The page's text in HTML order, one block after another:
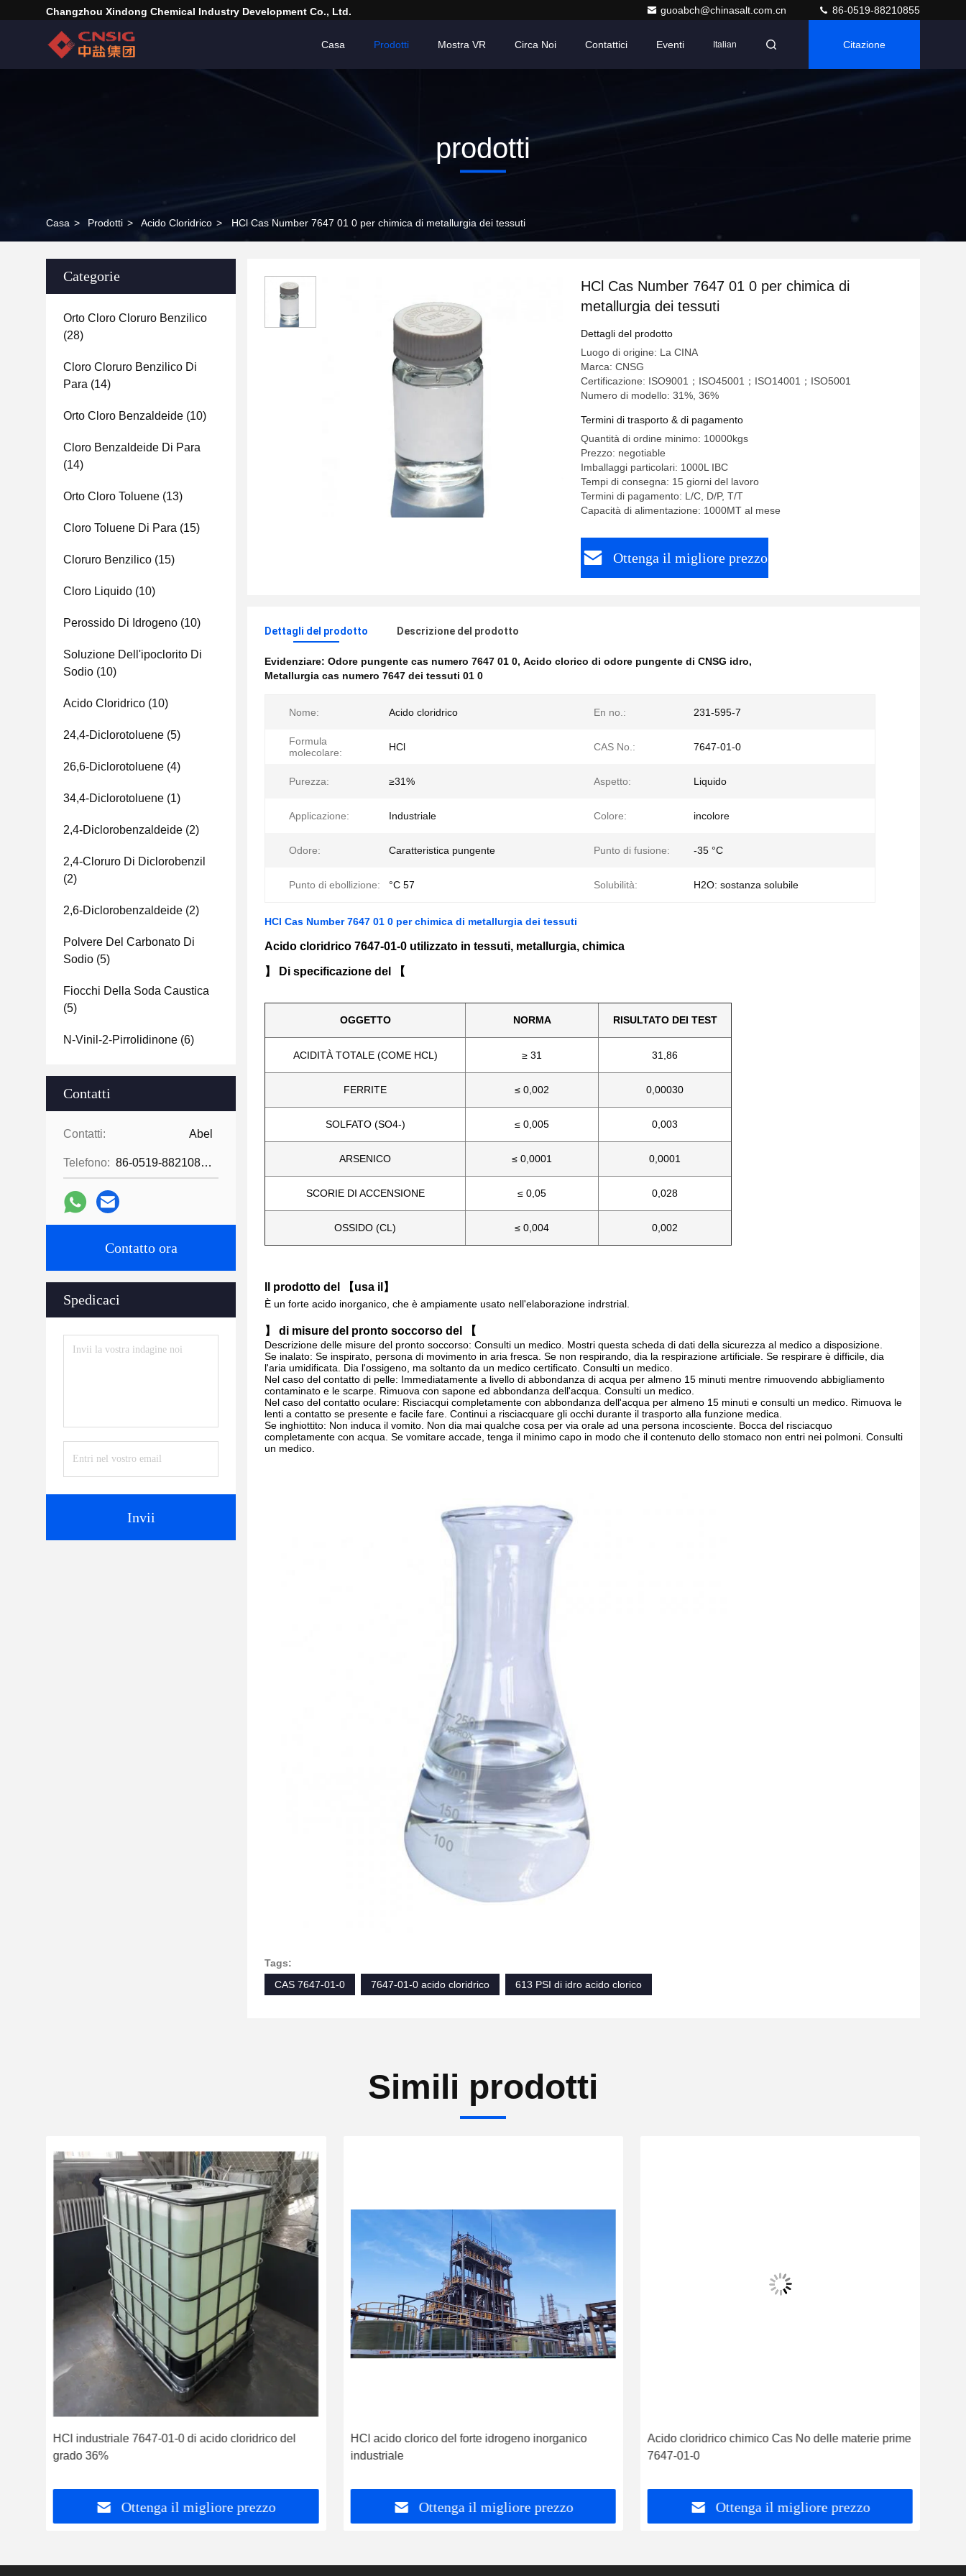
Changzhou Xindong Chemical Industry Development Co., Ltd. guoabch@chinasalt.com.cn 86-0519-88210855
Casa Prodotti Mostra VR Circa Noi Contattici Eventi Italian Citazione
prodotti
Casa > Prodotti > Acido Cloridrico > HCl Cas Number 7647 01 0 per chimica di metallurgia dei tessuti
Categorie
Orto Cloro Cloruro Benzilico
(28)
Cloro Cloruro Benzilico Di
Para (14)
Orto Cloro Benzaldeide (10)
Cloro Benzaldeide Di Para
(14)
Orto Cloro Toluene (13)
Cloro Toluene Di Para (15)
Cloruro Benzilico (15)
Cloro Liquido (10)
Perossido Di Idrogeno (10)
Soluzione Dell'ipoclorito Di
Sodio (10)
Acido Cloridrico (10)
24,4-Diclorotoluene (5)
26,6-Diclorotoluene (4)
34,4-Diclorotoluene (1)
2,4-Diclorobenzaldeide (2)
2,4-Cloruro Di Diclorobenzil
(2)
2,6-Diclorobenzaldeide (2)
Polvere Del Carbonato Di
Sodio (5)
Fiocchi Della Soda Caustica
(5)
N-Vinil-2-Pirrolidinone (6)
Contatti
Contatti: Abel
Telefono: 86-0519-88210855
Contatto ora
Spedicaci
Invii
HCl Cas Number 7647 01 0 per chimica di
metallurgia dei tessuti
Dettagli del prodotto
Luogo di origine: La CINA
Marca: CNSG
Certificazione: ISO9001；ISO45001；ISO14001；ISO5001
Numero di modello: 31%, 36%
Termini di trasporto & di pagamento
Quantità di ordine minimo: 10000kgs
Prezzo: negotiable
Imballaggi particolari: 1000L IBC
Tempi di consegna: 15 giorni del lavoro
Termini di pagamento: L/C, D/P, T/T
Capacità di alimentazione: 1000MT al mese
Ottenga il migliore prezzo
Dettagli del prodotto Descrizione del prodotto
Evidenziare: Odore pungente cas numero 7647 01 0, Acido clorico di odore pungente di CNSG idro,
Metallurgia cas numero 7647 dei tessuti 01 0
Nome: Acido cloridrico En no.: 231-595-7
Formula
molecolare:
HCl CAS No.: 7647-01-0
Purezza: ≥31% Aspetto: Liquido
Applicazione: Industriale Colore: incolore
Odore: Caratteristica pungente Punto di fusione: -35 °C
Punto di ebollizione: °C 57 Solubilità: H2O: sostanza solubile
HCl Cas Number 7647 01 0 per chimica di metallurgia dei tessuti
Acido cloridrico 7647-01-0 utilizzato in tessuti, metallurgia, chimica
】 Di specificazione del 【
OGGETTO NORMA RISULTATO DEI TEST
ACIDITÀ TOTALE (COME HCL) ≥ 31 31,86
FERRITE ≤ 0,002 0,00030
SOLFATO (SO4-) ≤ 0,005 0,003
ARSENICO ≤ 0,0001 0,0001
SCORIE DI ACCENSIONE ≤ 0,05 0,028
OSSIDO (CL) ≤ 0,004 0,002
Il prodotto del 【usa il】
È un forte acido inorganico, che è ampiamente usato nell'elaborazione indrstrial.
】 di misure del pronto soccorso del 【
Descrizione delle misure del pronto soccorso: Consulti un medico. Mostri questa scheda di dati della sicurezza al medico a disposizione.
Se inalato: Se inspirato, persona di movimento in aria fresca. Se non respirando, dia la respirazione artificiale. Se respirare è difficile, dia
l'aria umidificata. Dia l'ossigeno, ma soltanto da un medico certificato. Consulti un medico.
Nel caso del contatto di pelle: Immediatamente a livello di abbondanza di acqua per almeno 15 minuti mentre rimuovendo abbigliamento
contaminato e le scarpe. Rimuova con sapone ed abbondanza dell'acqua. Consulti un medico.
Nel caso del contatto oculare: Risciacqui completamente con abbondanza dell'acqua per almeno 15 minuti e consulti un medico. Rimuova le
lenti a contatto se presente e facile fare. Continui a risciacquare gli occhi durante il trasporto alla funzione medica.
Se inghiottito: Non induca il vomito. Non dia mai qualche cosa per via orale ad una persona incosciente. Bocca del risciacquo
completamente con acqua. Se vomitare accade, tenga il minimo capo in modo che il contenuto dello stomaco non entri nei polmoni. Consulti
un medico.
Tags:
CAS 7647-01-0
7647-01-0 acido cloridrico 613 PSI di idro acido clorico
Simili prodotti
HCl industriale 7647-01-0 di acido cloridrico del
grado 36%
Ottenga il migliore prezzo
HCl acido clorico del forte idrogeno inorganico
industriale
Ottenga il migliore prezzo
Acido cloridrico chimico Cas No delle materie prime
7647-01-0
Ottenga il migliore prezzo